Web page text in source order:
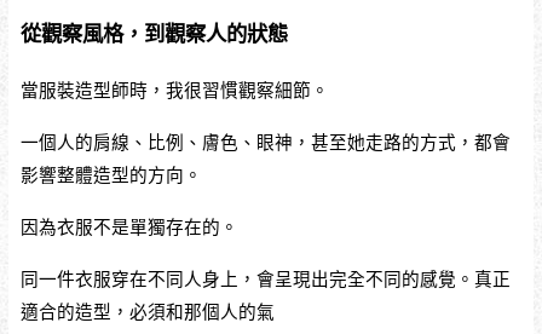
從觀察風格，到觀察人的狀態
當服裝造型師時，我很習慣觀察細節。
一個人的肩線、比例、膚色、眼神，甚至她走路的方式，都會
影響整體造型的方向。
因為衣服不是單獨存在的。
同一件衣服穿在不同人身上，會呈現出完全不同的感覺。真正
適合的造型，必須和那個人的氣